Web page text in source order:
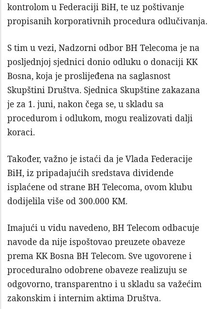
kontrolom u Federaciji BiH, te uz poštivanje
propisanih korporativnih procedura odlučivanja.
S tim u vezi, Nadzorni odbor BH Telecoma je na
posljednjoj sjednici donio odluku o donaciji KK
Bosna, koja je proslijeđena na saglasnost
Skupštini Društva. Sjednica Skupštine zakazana
je za 1. juni, nakon čega se, u skladu sa
procedurom i odlukom, mogu realizovati dalji
koraci.
Također, važno je istaći da je Vlada Federacije
BiH, iz pripadajućih sredstava dividende
isplaćene od strane BH Telecoma, ovom klubu
dodijelila više od 300.000 KM.
Imajući u vidu navedeno, BH Telecom odbacuje
navode da nije ispoštovao preuzete obaveze
prema KK Bosna BH Telecom. Sve ugovorene i
proceduralno odobrene obaveze realizuju se
odgovorno, transparentno i u skladu sa važećim
zakonskim i internim aktima Društva.